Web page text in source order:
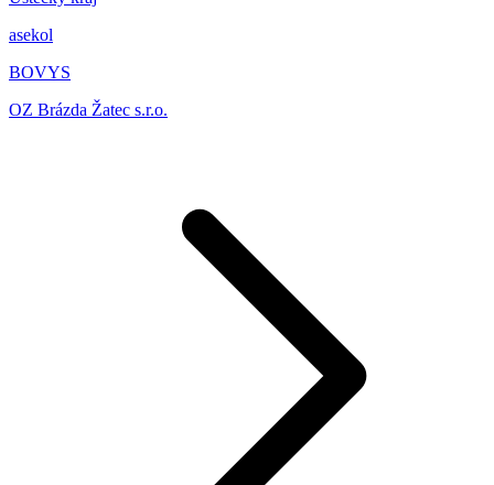
asekol
BOVYS
OZ Brázda Žatec s.r.o.